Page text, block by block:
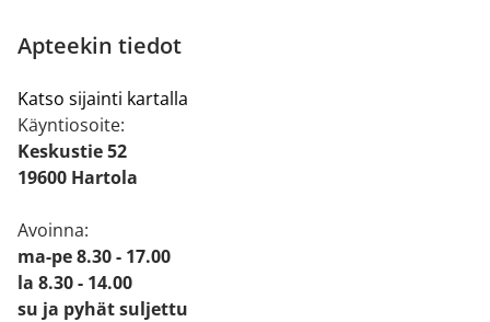
Apteekin tiedot
Katso sijainti kartalla
Käyntiosoite:
Keskustie 52
19600 Hartola
Avoinna:
ma-pe 8.30 - 17.00
la 8.30 - 14.00
su ja pyhät suljettu